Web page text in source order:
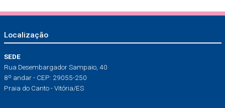
Localização
SEDE
Rua Desembargador Sampaio, 40
8º andar - CEP: 29055-250
Praia do Canto - Vitória/ES